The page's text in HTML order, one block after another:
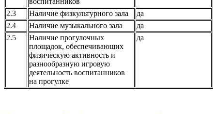
2.3 Наличие физкультурного зала
да
2.4
Наличие музыкального зала
да
2.5
Наличие прогулочных
площадок, обеспечивающих
физическую активность и
разнообразную игровую
деятельность воспитанников
на прогулке
да